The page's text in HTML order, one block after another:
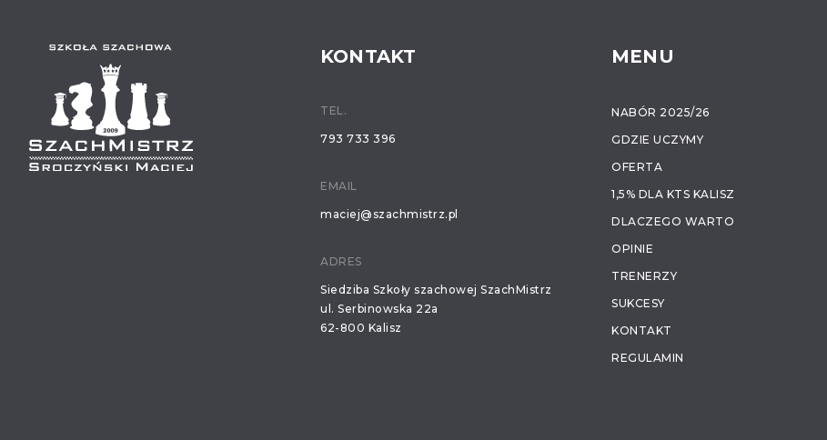
KONTAKT
TEL.
793 733 396
EMAIL
maciej@szachmistrz.pl
ADRES
Siedziba Szkoły szachowej SzachMistrz
ul. Serbinowska 22a
62-800 Kalisz
MENU
NABÓR 2025/26
GDZIE UCZYMY
OFERTA
1,5% DLA KTS KALISZ
DLACZEGO WARTO
OPINIE
TRENERZY
SUKCESY
KONTAKT
REGULAMIN